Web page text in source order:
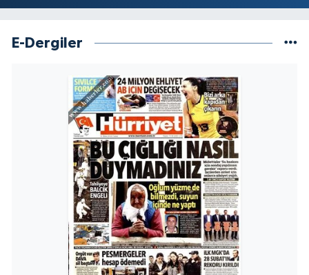
E-Dergiler